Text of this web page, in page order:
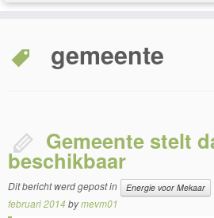
gemeente
Gemeente stelt
beschikbaar
Dit bericht werd gepost in Energie voor Mekaar
februari 2014 bymevm01